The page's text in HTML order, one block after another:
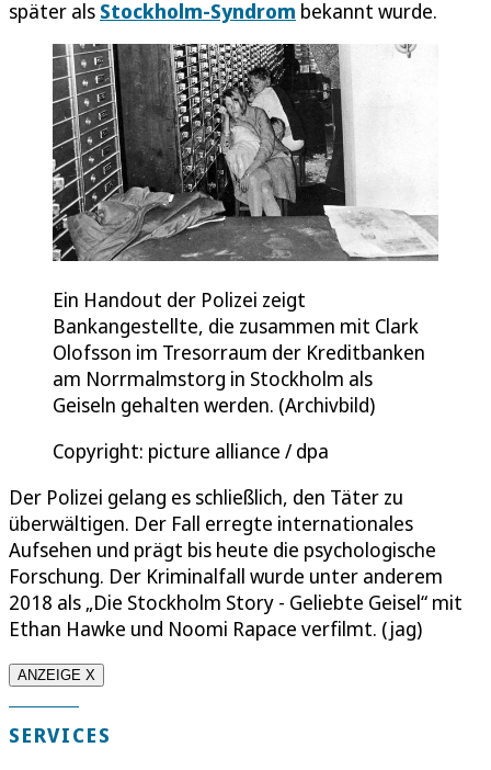
später als Stockholm-Syndrom bekannt wurde.
Ein Handout der Polizei zeigt
Bankangestellte, die zusammen mit Clark
Olofsson im Tresorraum der Kreditbanken
am Norrmalmstorg in Stockholm als
Geiseln gehalten werden. (Archivbild)
Copyright: picture alliance / dpa
Der Polizei gelang es schließlich, den Täter zu
überwältigen. Der Fall erregte internationales
Aufsehen und prägt bis heute die psychologische
Forschung. Der Kriminalfall wurde unter anderem
2018 als „Die Stockholm Story - Geliebte Geisel“ mit
Ethan Hawke und Noomi Rapace verfilmt. (jag)
ANZEIGE X
SERVICES